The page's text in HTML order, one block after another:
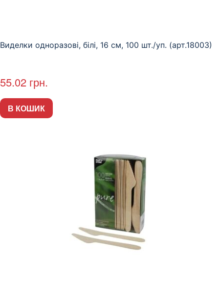
Виделки одноразові, білі, 16 см, 100 шт./уп. (арт.18003)
55.02 грн.
В КОШИК